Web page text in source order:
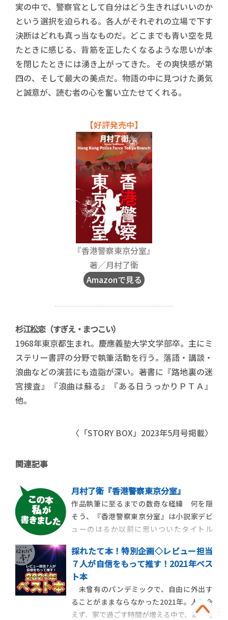
実の中で、警察官として自分はどう生きればいいのか
という選択を迫られる。各人がそれぞれの立場で下す
決断はどれも真っ当なものだ。どこまでも青い空を見
たときに感じる、背筋を正したくなるような思いが本
を閉じたときには湧き上がってきた。その爽快感が第
四の、そして最大の美点だ。物語の中に見つけた勇気
と誠意が、読む者の心を奮い立たせてくれる。
【好評発売中】
『香港警察東京分室』
著／月村了衛
Amazonで見る
杉江松恋（すぎえ・まつこい）
1968年東京都生まれ。慶應義塾大学文学部卒。主にミ
ステリー書評の分野で執筆活動を行う。落語・講談・
浪曲などの演芸にも造詣が深い。著書に『路地裏の迷
宮捜査』『浪曲は蘇る』『ある日うっかりＰＴＡ』
他。
〈「STORY BOX」2023年5月号掲載〉
関連記事
月村了衛『香港警察東京分室』
作品執筆に至るまでの数奇な経緯 何を隠
そう、『香港警察東京分室』は小説家デビ
ューのはるか以前に思いついたタイトル
チュアにはありがちなことだが、数十枚書
いたところで放棄してしまった。我が長編
第一作『神子上典膳』を書き始めるより前
の話であるが、香港が中国へ返還された後
であり、「早く書
採れたて本！特別企画◇レビュー担当
７人が自信をもって推す！2021年ベス
ト本
未曾有のパンデミックで、自由に外出す
ることがままならなかった2021年。人に会
えず、家で過ごす時間が増える中で、あらた